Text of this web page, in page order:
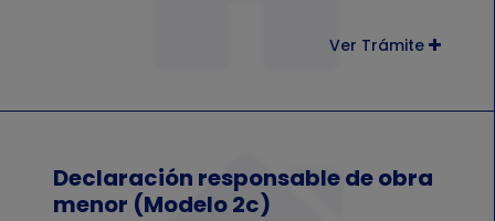
Ver Trámite
Declaración responsable de obra
menor (Modelo 2c)